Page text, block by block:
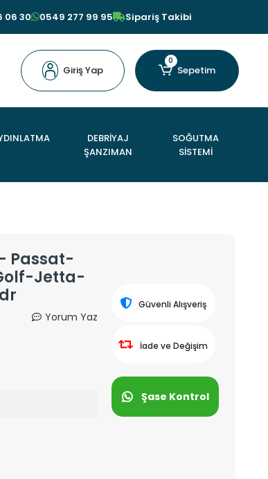
06 30 0549 277 99 95 Sipariş Takibi
Giriş Yap
0
Sepetim
DEBRİYAJ
ŞANZIMAN
SOĞUTMA
SİSTEMİ
- Passat-
Jetta-
Yorum Yaz
Güvenli Alışveriş
İade ve Değişim
Şase Kontrol